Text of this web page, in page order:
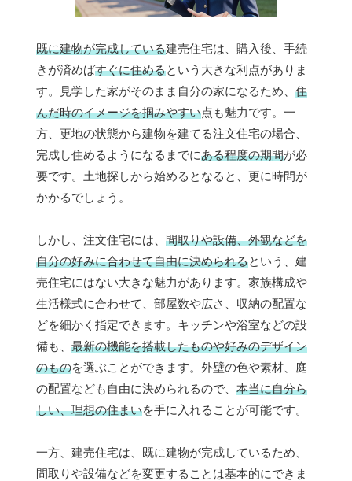
既に建物が完成している建売住宅は、購入後、手続
きが済めばすぐに住めるという大きな利点がありま
す。見学した家がそのまま自分の家になるため、 住
んだ時のイメージを掴みやすい点も魅力です。一
方、更地の状態から建物を建てる注文住宅の場合、
完成し住めるようになるまでにある程度の期間が必
要です。土地探しから始めるとなると、更に時間が
かかるでしょう。
しかし、注文住宅には、 間取りや設備、外観などを
自分の好みに合わせて自由に決められるという、建
売住宅にはない大きな魅力があります。家族構成や
生活様式に合わせて、部屋数や広さ、収納の配置な
どを細かく指定できます。キッチンや浴室などの設
備も、 最新の機能を搭載したものや好みのデザイン
のものを選ぶことができます。外壁の色や素材、庭
の配置なども自由に決められるので、 本当に自分ら
しい、理想の住まいを手に入れることが可能です。
一方、建売住宅は、既に建物が完成しているため、
間取りや設備などを変更することは基本的にできま